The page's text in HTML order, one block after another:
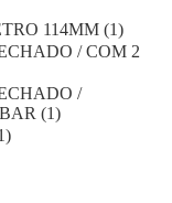
114MM (1)
/ COM 2
/
(1)